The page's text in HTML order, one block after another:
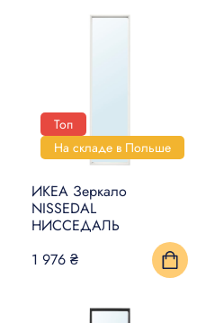
Топ
На складе в Польше
ИКЕА Зеркало
NISSEDAL
НИССЕДАЛЬ
1 976 ₴